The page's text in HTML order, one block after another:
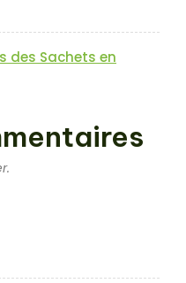
des Sachets en